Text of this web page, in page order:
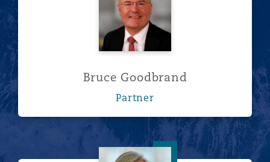
Bruce Goodbrand
Partner
Tanya Gordon